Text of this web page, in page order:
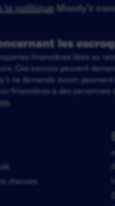
la politique Moody’s
les
financières liées au
Ces escrocs peuvent
ne demande aucun
financières à des personnes
chances